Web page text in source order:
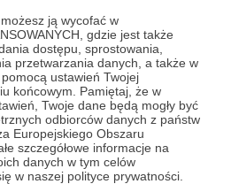
ją wycofać w
gdzie jest także
dostępu, sprostowania,
przetwarzania danych, a także w
ustawień Twojej
końcowym. Pamiętaj, że w
Twoje dane będą mogły być
odbiorców danych z państw
Europejskiego Obszaru
szczegółowe informacje na
danych w tym celów
w naszej polityce prywatności.
grona Patronów!
bEZ sLOGANU już teraz!
Patronem